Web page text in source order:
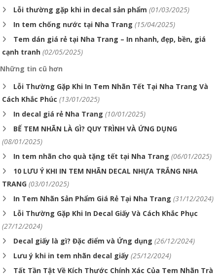
Lỗi thường gặp khi in decal sản phẩm (01/03/2025)
In tem chống nước tại Nha Trang (15/04/2025)
Tem dán giá rẻ tại Nha Trang – In nhanh, đẹp, bền, giá
cạnh tranh (02/05/2025)
Những tin cũ hơn
Lỗi Thường Gặp Khi In Tem Nhãn Tết Tại Nha Trang Và
Cách Khắc Phúc (13/01/2025)
In decal giá rẻ Nha Trang (10/01/2025)
BẾ TEM NHÃN LÀ GÌ? QUY TRÌNH VÀ ỨNG DỤNG
(08/01/2025)
In tem nhãn cho quà tặng tết tại Nha Trang (06/01/2025)
10 LƯU Ý KHI IN TEM NHÃN DECAL NHỰA TRẮNG NHA
TRANG (03/01/2025)
In Tem Nhãn Sản Phẩm Giá Rẻ Tại Nha Trang (31/12/2024)
Lỗi Thường Gặp Khi In Decal Giấy Và Cách Khắc Phục
(27/12/2024)
Decal giấy là gì? Đặc điểm và Ứng dụng (26/12/2024)
Lưu ý khi in tem nhãn decal giấy (25/12/2024)
Tất Tần Tật Về Kích Thước Chính Xác Của Tem Nhãn Trà